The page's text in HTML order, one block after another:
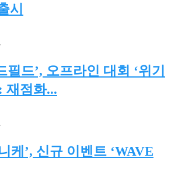
시
필드’, 오프라인 대회 ‘위기
재점화...
케’, 신규 이벤트 ‘WAVE